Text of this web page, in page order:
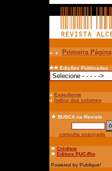
Primeira Página
Edições Publicadas
Expediente
Índice dos volumes
BUSCAna Revista
consulta avançada
Créditos
Editora PUC-Rio
Powered by Publique!